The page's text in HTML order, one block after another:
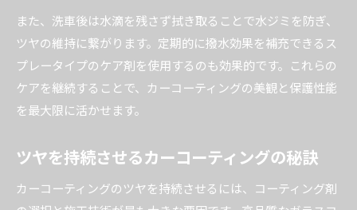
また、洗車後は水滴を残さず拭き取ることで水ジミを防ぎ、
ツヤの維持に繋がります。定期的に撥水効果を補充できるス
プレータイプのケア剤を使用するのも効果的です。これらの
ケアを継続することで、カーコーティングの美観と保護性能
を最大限に活かせます。
ツヤを持続させるカーコーティングの秘訣
カーコーティングのツヤを持続させるには、コーティング剤